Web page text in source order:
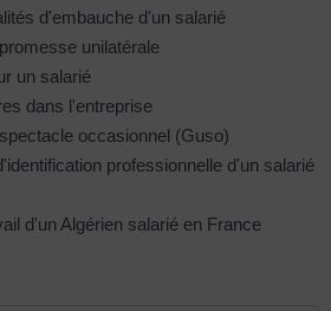
d'embauche d'un salarié
unilatérale
un salarié
dans l'entreprise
occasionnel (Guso)
professionnelle d'un salarié
d'un Algérien salarié en France